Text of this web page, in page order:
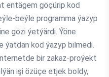
entägem göçürip kod
beýle programma ýazyp
gözi ýetýärdi. Ýöne
ýatdan kod ýazyp bilmedi.
bir zakaz-proýekt
işi özüçe etjek boldy,